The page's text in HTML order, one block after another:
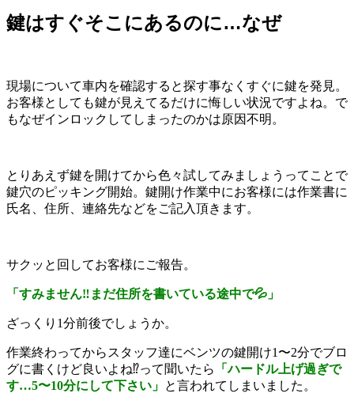
鍵はすぐそこにあるのに…なぜ
現場について車内を確認すると探す事なくすぐに鍵を発見。
お客様としても鍵が見えてるだけに悔しい状況ですよね。で
もなぜインロックしてしまったのかは原因不明。
とりあえず鍵を開けてから色々試してみましょうってことで
鍵穴のピッキング開始。鍵開け作業中にお客様には作業書に
氏名、住所、連絡先などをご記入頂きます。
サクッと回してお客様にご報告。
「すみません‼️まだ住所を書いている途中で💦」
ざっくり1分前後でしょうか。
作業終わってからスタッフ達にベンツの鍵開け1〜2分でブロ
グに書くけど良いよね⁉️って聞いたら
「ハードル上げ過ぎで
す…5〜10分にして下さい」 と言われてしまいました。